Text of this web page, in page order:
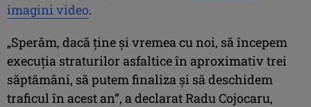
imagini video.
„Sperăm, dacă ține și vremea cu noi, să începem
execuția straturilor asfaltice în aproximativ trei
săptămâni, să putem finaliza și să deschidem
traficul în acest an”, a declarat Radu Cojocaru,